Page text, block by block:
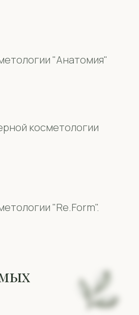
"Анатомия"
косметологии
"Re.Form".